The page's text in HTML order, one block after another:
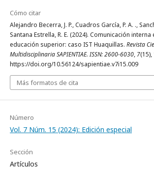
Cómo citar
Alejandro Becerra, J. P., Cuadros García, P. A. .,
Santana Estrella, R. E. (2024). Comunicación
educación superior: caso IST Huaquillas. Revista
Multidisciplinaria SAPIENTIAE. ISSN: 2600-6030, 7(15),
https://doi.org/10.56124/sapientiae.v7i15.009
Más formatos de cita
Número
Vol. 7 Núm. 15 (2024): Edición especial
Sección
Artículos